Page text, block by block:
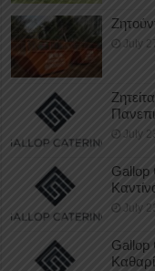
July
July
Gallop
July
Gallop